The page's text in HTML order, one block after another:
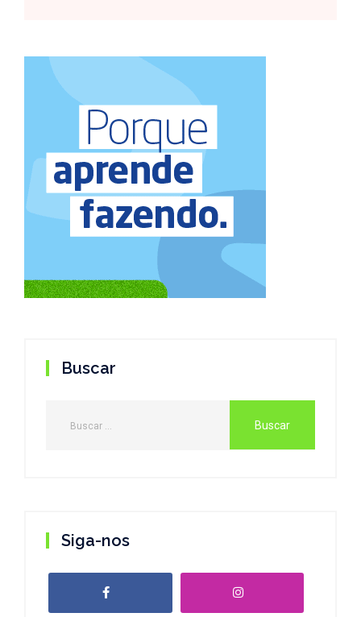
Buscar
Siga-nos